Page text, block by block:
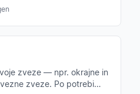
zveze — npr. okrajne in
zveze. Po potrebi